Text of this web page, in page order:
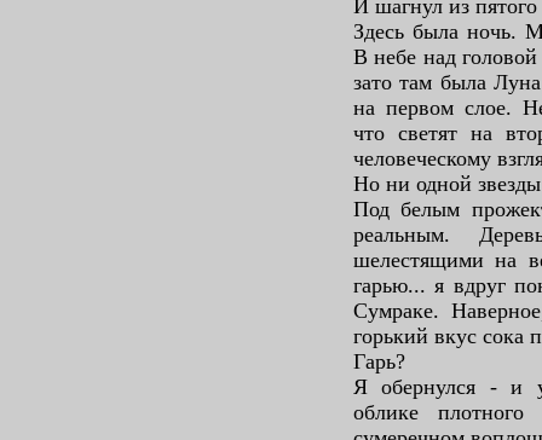
И шагнул из
Здесь была ночь.
В небе над
зато там была
на первом слое.
что светят на
человеческому
Но ни одной
Под белым
реальным.
шелестящими на
гарью... я вдруг
Сумраке.
горький вкус сока
Гарь?
Я обернулся - и
облике